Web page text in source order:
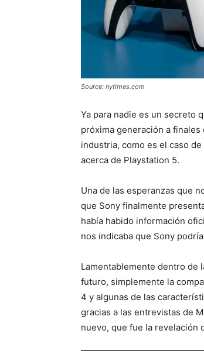
Source: nytimes.com
Ya para nadie es un secreto
próxima generación a
industria, como es el caso
acerca de Playstation 5.
Una de las esperanzas que
que Sony finalmente
había habido información
nos indicaba que Sony
Lamentablemente dentro de
futuro, simplemente la
4 y algunas de las
gracias a las entrevistas de
nuevo, que fue la revelación